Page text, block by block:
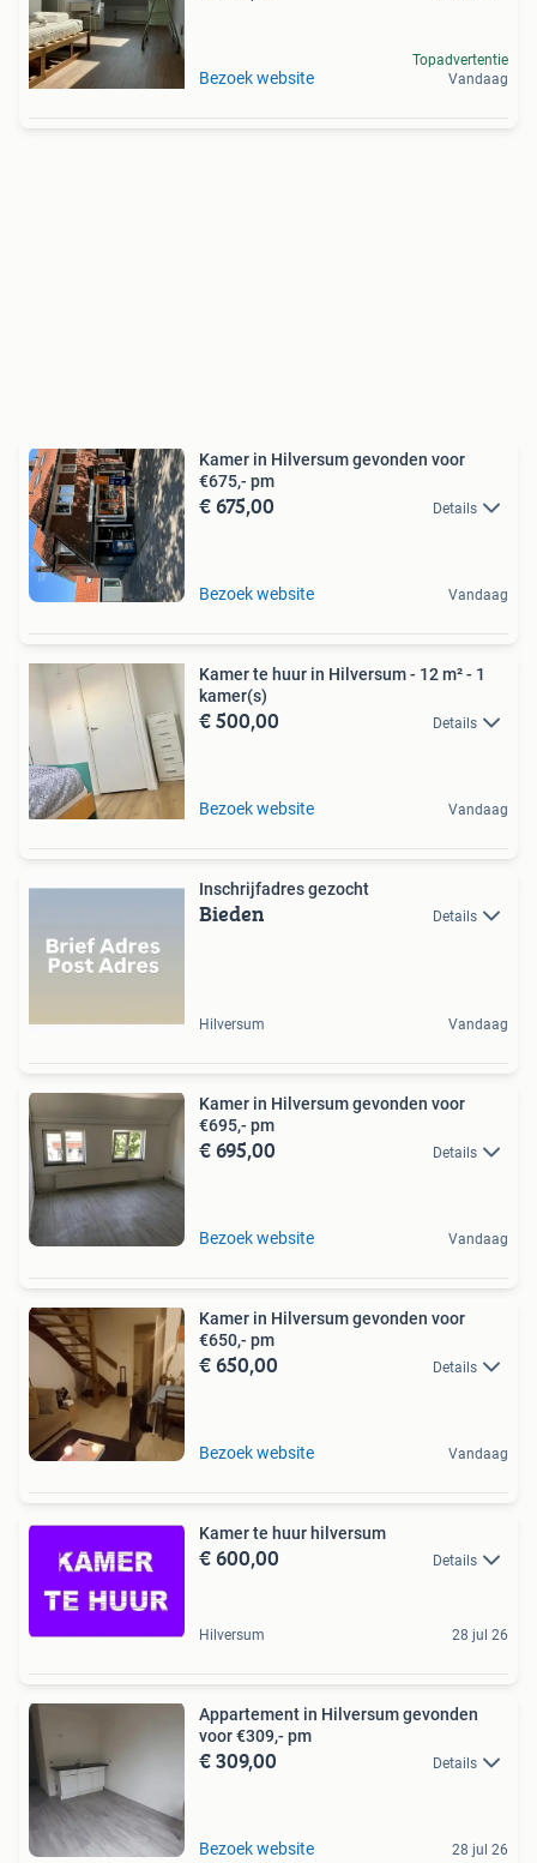
Bezoek website
Topadvertentie
Vandaag
Kamer in Hilversum gevonden voor
€675,- pm
€ 675,00 Details
Bezoek website Vandaag
Kamer te huur in Hilversum - 12 m² - 1
kamer(s)
€ 500,00 Details
Bezoek website Vandaag
Inschrijfadres gezocht
Bieden Details
Hilversum Vandaag
Kamer in Hilversum gevonden voor
€695,- pm
€ 695,00 Details
Bezoek website Vandaag
Kamer in Hilversum gevonden voor
€650,- pm
€ 650,00 Details
Bezoek website Vandaag
Kamer te huur hilversum
€ 600,00 Details
Hilversum 28 jul 26
Appartement in Hilversum gevonden
voor €309,- pm
€ 309,00 Details
Bezoek website 28 jul 26